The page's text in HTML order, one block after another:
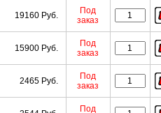
19160 Руб.
Под
заказ
15900 Руб.
Под
заказ
2465 Руб.
Под
заказ
Под